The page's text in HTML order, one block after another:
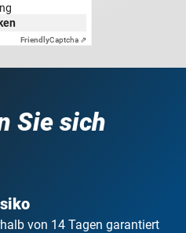
FriendlyCaptcha ⇗
Sie sich
von 14 Tagen garantiert